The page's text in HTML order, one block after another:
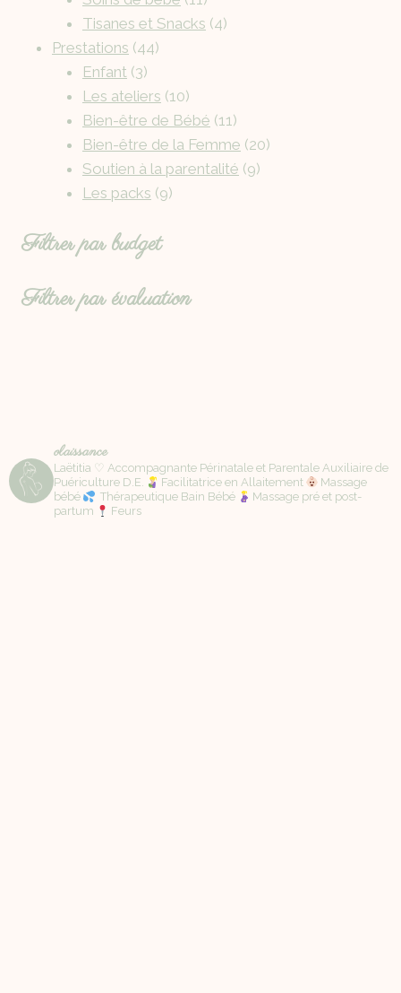
Tisanes et Snacks 4
Prestations 44
Enfant 3
Les ateliers 10
Bien-être de Bébé 11
Bien-être de la Femme 20
Soutien à la parentalité 9
Les packs 9
Filtrer par budget
Filtrer par évaluation
olaissance
Laëtitia ♡ Accompagnante Périnatale et Parentale Auxiliaire de
Puériculture D.E.
Facilitatrice en Allaitement
Massage
bébé
Thérapeutique Bain Bébé
Massage pré et post-
partum
Feurs